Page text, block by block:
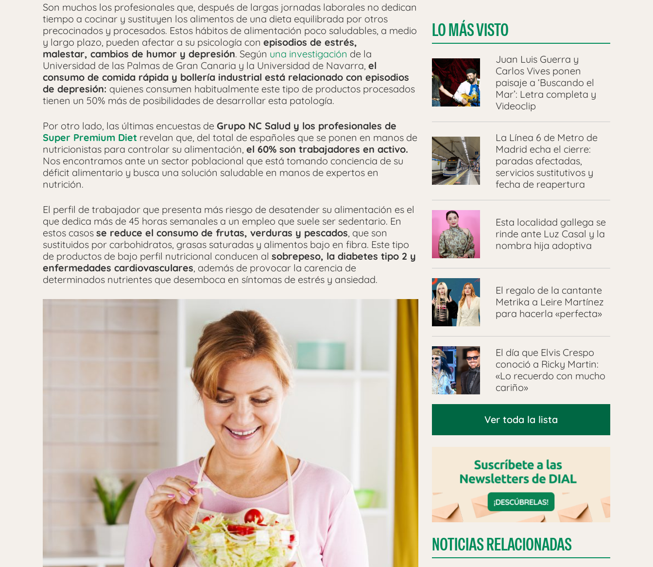
Son muchos los profesionales que, después de largas jornadas laborales no dedican
tiempo a cocinar y sustituyen los alimentos de una dieta equilibrada por otros
precocinados y procesados. Estos hábitos de alimentación poco saludables, a medio
y largo plazo, pueden afectar a su psicología con episodios de estrés,
malestar, cambios de humor y depresión. Según una investigación de la
Universidad de las Palmas de Gran Canaria y la Universidad de Navarra, el
consumo de comida rápida y bollería industrial está relacionado con episodios
de depresión: quienes consumen habitualmente este tipo de productos procesados
tienen un 50% más de posibilidades de desarrollar esta patología.
Por otro lado, las últimas encuestas de Grupo NC Salud y los profesionales de
Super Premium Diet revelan que, del total de españoles que se ponen en manos de
nutricionistas para controlar su alimentación, el 60% son trabajadores en activo.
Nos encontramos ante un sector poblacional que está tomando conciencia de su
déficit alimentario y busca una solución saludable en manos de expertos en
nutrición.
El perfil de trabajador que presenta más riesgo de desatender su alimentación es el
que dedica más de 45 horas semanales a un empleo que suele ser sedentario. En
estos casos se reduce el consumo de frutas, verduras y pescados, que son
sustituidos por carbohidratos, grasas saturadas y alimentos bajo en fibra. Este tipo
de productos de bajo perfil nutricional conducen al sobrepeso, la diabetes tipo 2 y
enfermedades cardiovasculares, además de provocar la carencia de
determinados nutrientes que desemboca en síntomas de estrés y ansiedad.
LO MÁS VISTO
Juan Luis Guerra y
Carlos Vives ponen
paisaje a ‘Buscando el
Mar’: Letra completa y
Videoclip
La Línea 6 de Metro de
Madrid echa el cierre:
paradas afectadas,
servicios sustitutivos y
fecha de reapertura
Esta localidad gallega se
rinde ante Luz Casal y la
nombra hija adoptiva
El regalo de la cantante
Metrika a Leire Martínez
para hacerla «perfecta»
El día que Elvis Crespo
conoció a Ricky Martin:
«Lo recuerdo con mucho
cariño»
Ver toda la lista
NOTICIAS RELACIONADAS